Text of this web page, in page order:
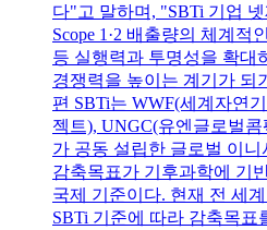
다"고 말하며, "SBTi 기업
Scope 1·2 배출량의 체계
등 실행력과 투명성을 확대
경쟁력을 높이는 계기가 되
편 SBTi는 WWF(세계자연
젝트), UNGC(유엔글로벌
가 공동 설립한 글로벌 이
감축목표가 기후과학에 기
국제 기준이다. 현재 전 세
SBTi 기준에 따라 감축목표